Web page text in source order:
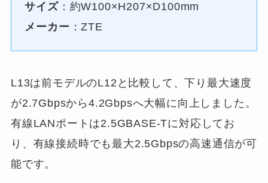
サイズ：約W100×H207×D100mm
メーカー ：ZTE
L13は前モデルのL12と比較して、下り最大速度
が2.7Gbpsから4.2Gbpsへ大幅に向上しました。
有線LANポートは2.5GBASE-Tに対応してお
り、有線接続時でも最大2.5Gbpsの高速通信が可
能です。